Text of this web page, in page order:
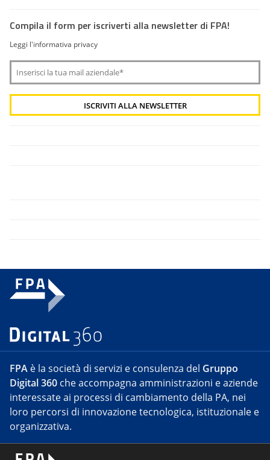
Compila il form per iscriverti alla newsletter di FPA!
Leggi l'informativa privacy
FPA è la società di servizi e consulenza del Gruppo
Digital 360 che accompagna amministrazioni e aziende
interessate ai processi di cambiamento della PA, nei
loro percorsi di innovazione tecnologica, istituzionale e
organizzativa.